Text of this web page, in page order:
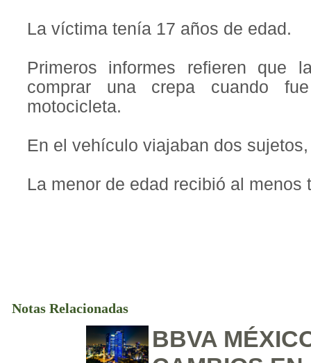
La víctima tenía 17 años de edad.
Primeros informes refieren que
comprar una crepa cuando
motocicleta.
En el vehículo viajaban dos
La menor de edad recibió al menos
Notas Relacionadas
BBVA